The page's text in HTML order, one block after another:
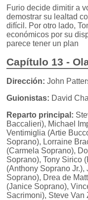
Furio decide dimitir a
demostrar su lealtad
difícil. Por otro lado,
económicos por su
parece tener un plan
Capítulo 13 -
Dirección: John
Guionistas: David
Reparto principal:
Baccalieri), Michael
Ventimiglia (Artie
Soprano), Lorraine
(Carmela Soprano),
Soprano), Tony Sirico
(Anthony Soprano
Soprano), Drea de
(Janice Soprano),
Sacrimoni), Steve